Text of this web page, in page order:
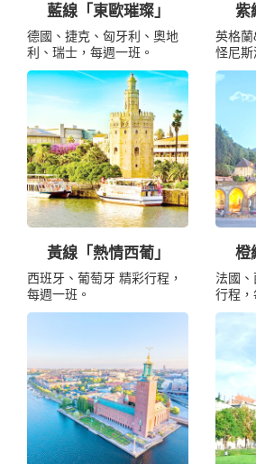
藍線「東歐璀璨」
德國、捷克、匈牙利、奧地
利、瑞士，每週一班。
紫
英格蘭
怪尼斯
黃線「熱情西葡」
西班牙、葡萄牙 精彩行程，
每週一班。
橙
法國
行程，